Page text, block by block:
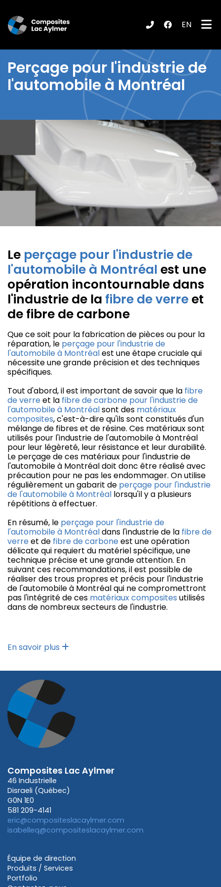
(Produits / Services )
EN
Perçage pour l'industrie de
l'automobile à Montréal
Le perçage pour l'industrie de
l'automobile à Montréal est une
opération incontournable dans
l'industrie de la fibre de verre et
de fibre de carbone
Que ce soit pour la fabrication de pièces ou pour la
réparation, le perçage pour l'industrie de
l'automobile à Montréalest une étape cruciale qui
nécessite une grande précision et des techniques
spécifiques.
Tout d'abord, il est important de savoir que la fibre
de verreet la fibre de carbone pour l'industrie de
l'automobile à Montréalsont des matériaux
composites, c'est-à-dire qu'ils sont constitués d'un
mélange de fibres et de résine. Ces matériaux sont
utilisés pour l'industrie de l'automobile à Montréal
pour leur légèreté, leur résistance et leur durabilité.
Le perçage de ces matériaux pour l'industrie de
l'automobile à Montréal doit donc être réalisé avec
précaution pour ne pas les endommager. On utilise
régulièrement un gabarit de perçage pour l'industrie
de l'automobile à Montréal lorsqu'il y a plusieurs
répétitions à effectuer.
En résumé, le perçage pour l'industrie de
l'automobile à Montréaldans l'industrie de la fibre de
verreet de fibre de carboneest une opération
délicate qui requiert du matériel spécifique, une
technique précise et une grande attention. En
suivant ces recommandations, il est possible de
réaliser des trous propres et précis pour l'industrie
de l'automobile à Montréal qui ne compromettront
pas l'intégrité de ces matériaux composites utilisés
dans de nombreux secteurs de l'industrie.
En savoir plus
Composites Lac Aylmer
46 Industrielle
Disraeli (Québec)
G0N 1E0
581 209-4141
eric@compositeslacaylmer.com
isabelleq@compositeslacaylmer.com
Équipe de direction
Produits / Services
Portfolio